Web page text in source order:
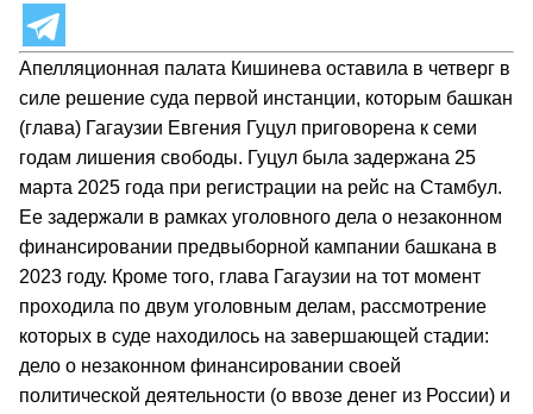
Апелляционная палата Кишинева оставила в четверг в
силе решение суда первой инстанции, которым башкан
(глава) Гагаузии Евгения Гуцул приговорена к семи
годам лишения свободы. Гуцул была задержана 25
марта 2025 года при регистрации на рейс на Стамбул.
Ее задержали в рамках уголовного дела о незаконном
финансировании предвыборной кампании башкана в
2023 году. Кроме того, глава Гагаузии на тот момент
проходила по двум уголовным делам, рассмотрение
которых в суде находилось на завершающей стадии:
дело о незаконном финансировании своей
политической деятельности (о ввозе денег из России) и